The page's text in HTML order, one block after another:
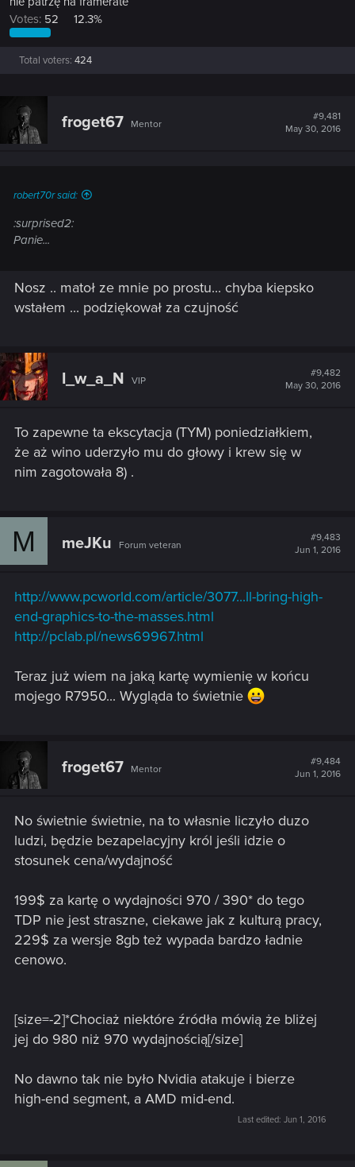
Votes: 52 12.3%
Total voters 424
froget67 Mentor
#9,481
May 30, 2016
robert70r said:
:surprised2:
Panie...
Nosz .. matoł ze mnie po prostu... chyba kiepsko
wstałem ... podziękował za czujność
I_w_a_N VIP
#9,482
May 30, 2016
To zapewne ta ekscytacja (TYM) poniedziałkiem,
że aż wino uderzyło mu do głowy i krew się w
nim zagotowała 8) .
M meJKu Forum veteran
#9,483
Jun 1, 2016
http://www.pcworld.com/article/3077...ll-bring-high-
end-graphics-to-the-masses.html
http://pclab.pl/news69967.html
Teraz już wiem na jaką kartę wymienię w końcu
mojego R7950... Wygląda to świetnie
froget67 Mentor
#9,484
Jun 1, 2016
No świetnie świetnie, na to własnie liczyło duzo
ludzi, będzie bezapelacyjny król jeśli idzie o
stosunek cena/wydajność
199$ za kartę o wydajności 970 / 390* do tego
TDP nie jest straszne, ciekawe jak z kulturą pracy,
229$ za wersje 8gb też wypada bardzo ładnie
cenowo.
[size=-2]*Chociaż niektóre źródła mówią że bliżej
jej do 980 niż 970 wydajnością[/size]
No dawno tak nie było Nvidia atakuje i bierze
high-end segment, a AMD mid-end.
Last edited: Jun 1, 2016